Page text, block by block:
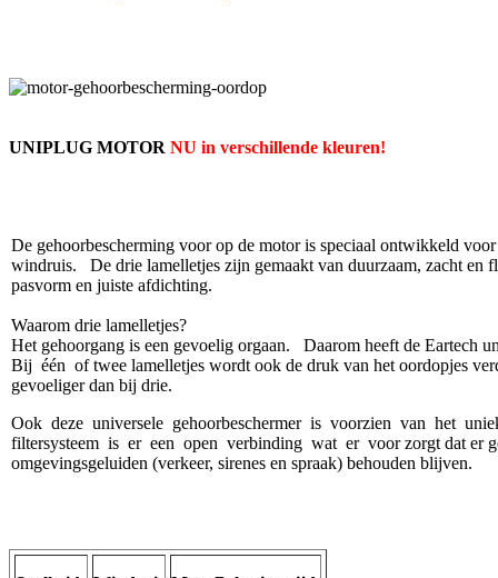
UNIPLUG MOTOR NU in verschillende kleuren!
De gehoorbescherming voor op de motor is speciaal ontwikkeld
windruis. De drie lamelletjes zijn gemaakt van duurzaam, zacht en
pasvorm en juiste afdichting.
Waarom drie lamelletjes?
Het gehoorgang is een gevoelig orgaan. Daarom heeft de Eartech
Bij één of twee lamelletjes wordt ook de druk van het oordopjes
gevoeliger dan bij drie.
Ook deze universele gehoorbeschermer is voorzien van het
filtersysteem is er een open verbinding wat er voor zorgt dat er
omgevingsgeluiden (verkeer, sirenes en spraak) behouden blijven.